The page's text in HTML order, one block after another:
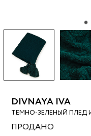
DIVNAYA IVA
ТЕМНО-ЗЕЛЕНЫЙ ПЛЕД
ПРОДАНО